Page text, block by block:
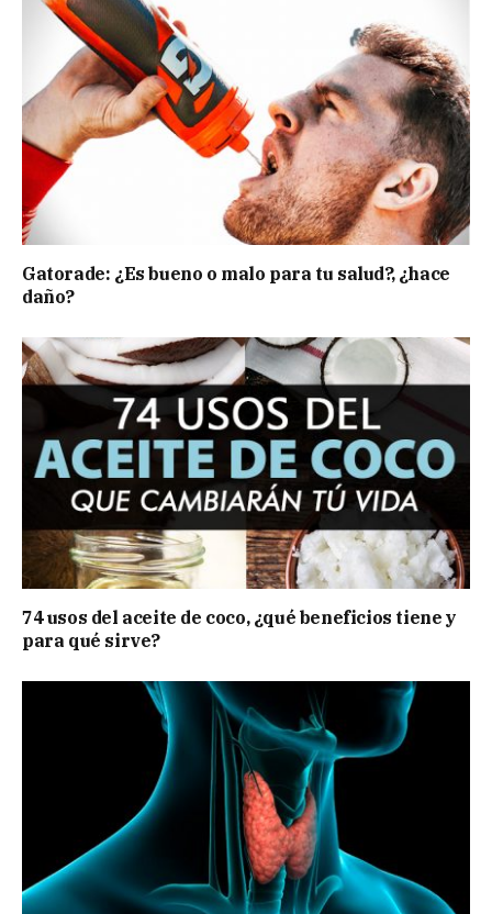
Gatorade: ¿Es bueno o malo para tu salud?, ¿hace
daño?
74 usos del aceite de coco, ¿qué beneficios tiene y
para qué sirve?